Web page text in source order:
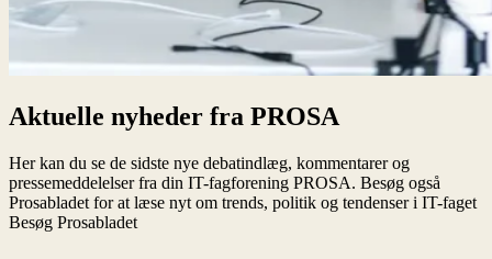
Aktuelle nyheder fra PROSA
Her kan du se de sidste nye debatindlæg, kommentarer og
pressemeddelelser fra din IT-fagforening PROSA. Besøg også
Prosabladet for at læse nyt om trends, politik og tendenser i IT-faget
Besøg Prosabladet